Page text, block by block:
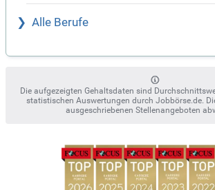
Alle Berufe
Die aufgezeigten Gehaltsdaten sind
statistischen Auswertungen durch Jobbörse.de.
ausgeschriebenen Stellenangeboten